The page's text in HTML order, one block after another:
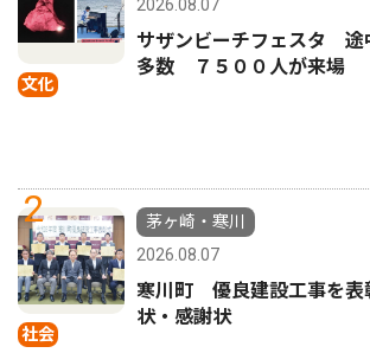
文化
2026.08.07
サザンビーチフェスタ 途
多数 ７５００人が来場
2
社会
茅ヶ崎・寒川
2026.08.07
寒川町 優良建設工事を
状・感謝状